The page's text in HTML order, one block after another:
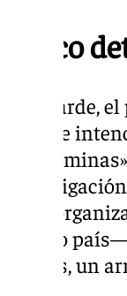
Cinco
Más tarde,
posible
de la
mismo
hachís, un